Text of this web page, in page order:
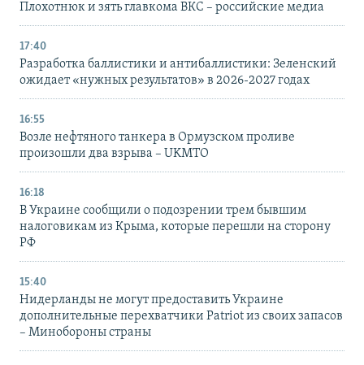
Плохотнюк и зять главкома ВКС – российские медиа
17:40
Разработка баллистики и антибаллистики: Зеленский
ожидает «нужных результатов» в 2026-2027 годах
16:55
Возле нефтяного танкера в Ормузском проливе
произошли два взрыва – UKMTO
16:18
В Украине сообщили о подозрении трем бывшим
налоговикам из Крыма, которые перешли на сторону
РФ
15:40
Нидерланды не могут предоставить Украине
дополнительные перехватчики Patriot из своих запасов
– Минобороны страны